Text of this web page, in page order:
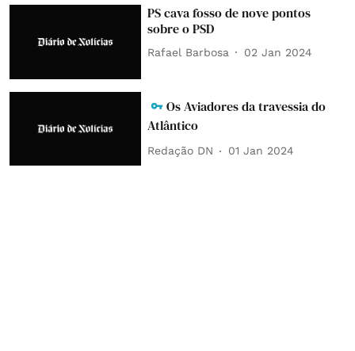
PS cava fosso de nove pontos
sobre o PSD
Rafael Barbosa 02 Jan 2024
Os Aviadores da travessia do
Atlântico
Redação DN 01 Jan 2024